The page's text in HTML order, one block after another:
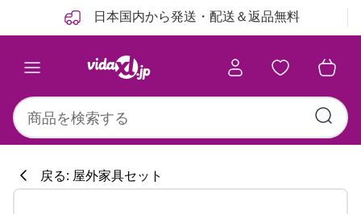
日本国内から発送・配送＆返品無料
戻る: 屋外家具セット